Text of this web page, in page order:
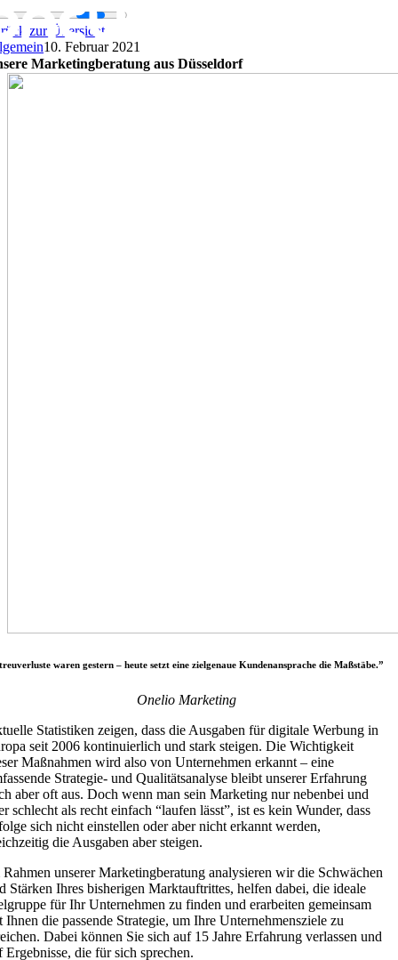
Zum
Inhalt
springen
zur Übersicht
10. Februar 2021
Marketingberatung aus Düsseldorf
waren gestern – heute setzt eine zielgenaue Kundenansprache die Maßstäbe.”
Onelio Marketing
Statistiken zeigen, dass die Ausgaben für digitale Werbung in
seit 2006 kontinuierlich und stark steigen. Die Wichtigkeit
Maßnahmen wird also von Unternehmen erkannt – eine
Strategie- und Qualitätsanalyse bleibt unserer Erfahrung
aber oft aus. Doch wenn man sein Marketing nur nebenbei und
schlecht als recht einfach “laufen lässt”, ist es kein Wunder, dass
sich nicht einstellen oder aber nicht erkannt werden,
die Ausgaben aber steigen.
unserer Marketingberatung analysieren wir die Schwächen
Stärken Ihres bisherigen Marktauftrittes, helfen dabei, die ideale
für Ihr Unternehmen zu finden und erarbeiten gemeinsam
Ihnen die passende Strategie, um Ihre Unternehmensziele zu
Dabei können Sie sich auf 15 Jahre Erfahrung verlassen und
Ergebnisse, die für sich sprechen.